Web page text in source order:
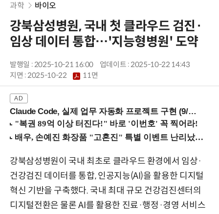
과학 바이오
강북삼성병원, 국내 첫 클라우드 검진·
임상 데이터 통합…'지능형병원' 도약
발행일 : 2025-10-21 16:00
업데이트 : 2025-10-22 14:43
지면 :2025-10-22 11면
Claude Code, 실제 업무 자동화 프로젝트 구현 (9/16 ~17 강남역)
강북삼성병원이 국내 최초로 클라우드 환경에서 임상·
건강검진 데이터를 통합, 인공지능(AI)을 활용한 디지털
혁신 기반을 구축했다. 국내 최대 규모 건강검진센터의
디지털전환은 물론 AI를 활용한 진료·행정·경영 서비스